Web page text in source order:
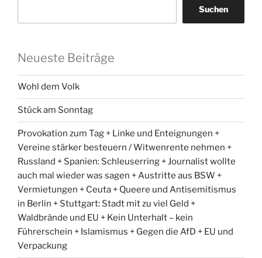
Suchen
Neueste Beiträge
Wohl dem Volk
Stück am Sonntag
Provokation zum Tag + Linke und Enteignungen +
Vereine stärker besteuern / Witwenrente nehmen +
Russland + Spanien: Schleuserring + Journalist wollte
auch mal wieder was sagen + Austritte aus BSW +
Vermietungen + Ceuta + Queere und Antisemitismus
in Berlin + Stuttgart: Stadt mit zu viel Geld +
Waldbrände und EU + Kein Unterhalt – kein
Führerschein + Islamismus + Gegen die AfD + EU und
Verpackung